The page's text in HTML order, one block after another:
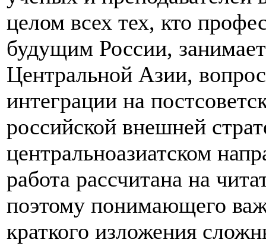
целом всех тех, кто
будущим России,
Центральной Азии,
интеграции на
российской внешней
центральноазиатском
работа рассчитана на
поэтому понимающего
краткого изложения